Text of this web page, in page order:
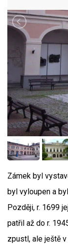
Zámek byl
byl vyloupen a
Později, r. 1699
patřil až do r.
zpustl, ale ještě